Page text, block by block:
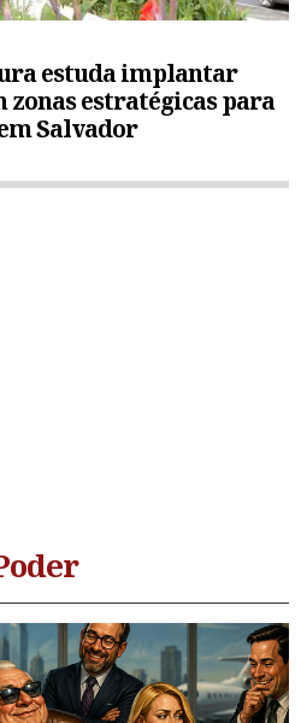
estuda implantar
zonas estratégicas para
Salvador